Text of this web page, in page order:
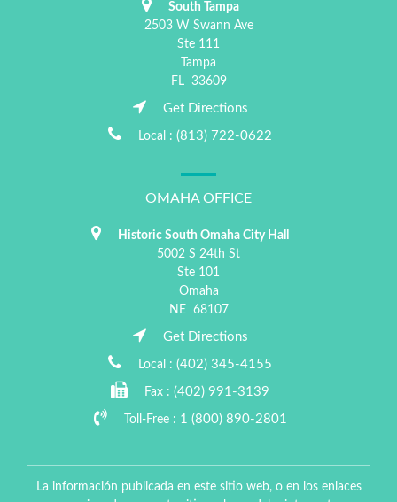
South Tampa
2503 W Swann Ave
Ste 111
Tampa
FL
33609
Get Directions
Local : (813) 722-0622
OMAHA OFFICE
Historic South Omaha City Hall
5002 S 24th St
Ste 101
Omaha
NE
68107
Get Directions
Local : (402) 345-4155
Fax : (402) 991-3139
Toll-Free : 1 (800) 890-2801
La información publicada en este sitio web, o en los enlaces